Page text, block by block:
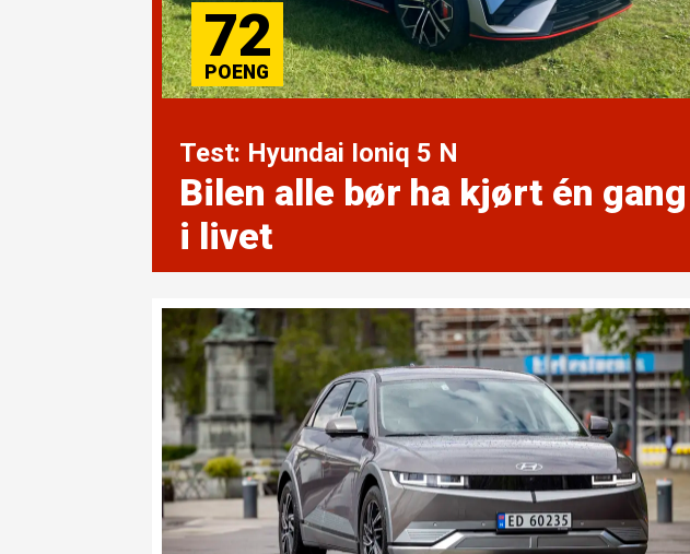
72
Test: Hyundai Ioniq 5 N
Bilen alle bør ha kjørt én gang
i livet